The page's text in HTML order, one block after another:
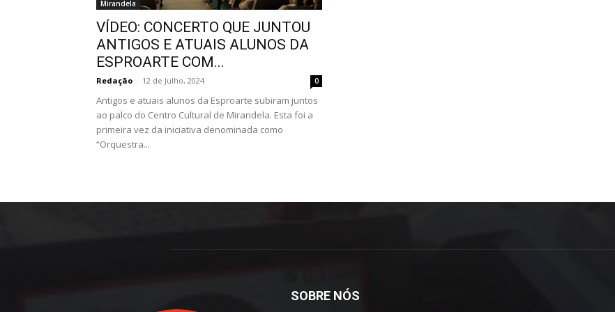
Mirandela
VÍDEO: CONCERTO QUE JUNTOU
ANTIGOS E ATUAIS ALUNOS DA
ESPROARTE COM...
Redação - 12 de Julho, 2024 0
Antigos e atuais alunos da Esproarte subiram juntos
ao palco do Centro Cultural de Mirandela. Esta foi a
primeira vez da iniciativa denominada como
“Orquestra...
SOBRE NÓS